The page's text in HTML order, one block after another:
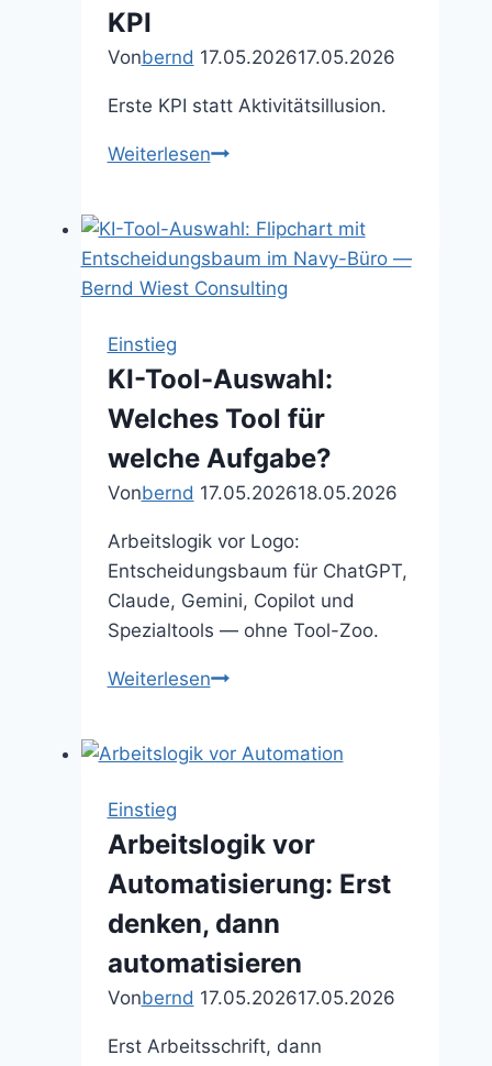
KPI
Vonbernd 17.05.202617.05.2026
Erste KPI statt Aktivitätsillusion.
WeiterlesenErstes
Ergebnis:
Baseline
und
Einstieg
KI-Tool-Auswahl:
Welches Tool für
welche Aufgabe?
Vonbernd 17.05.202618.05.2026
Arbeitslogik vor Logo:
Entscheidungsbaum für ChatGPT,
Claude, Gemini, Copilot und
Spezialtools — ohne Tool-Zoo.
WeiterlesenKI-
Welches
welche
Aufgabe?
Einstieg
Arbeitslogik vor
Automatisierung: Erst
denken, dann
automatisieren
Vonbernd 17.05.202617.05.2026
Erst Arbeitsschrift, dann